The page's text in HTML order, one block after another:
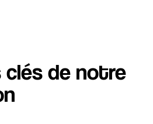
clés de notre